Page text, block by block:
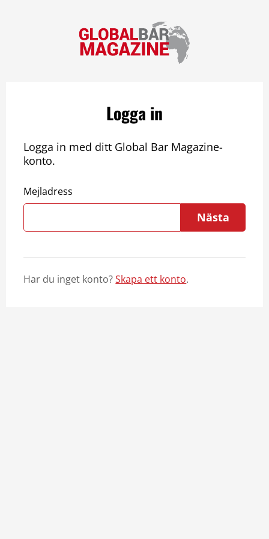
Logga in
Logga in med ditt Global Bar Magazine-
konto.
Mejladress
Nästa
Har du inget konto?Skapa ett konto.